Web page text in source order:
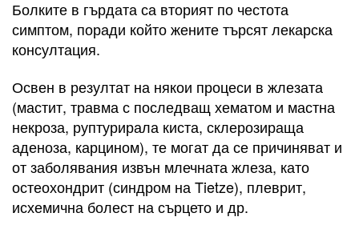
Болките в гърдата са вторият по честота
симптом, поради който жените търсят лекарска
консултация.
Освен в резултат на някои процеси в жлезата
(мастит, травма с последващ хематом и мастна
некроза, руптурирала киста, склерозираща
аденоза, карцином), те могат да се причиняват и
от заболявания извън млечната жлеза, като
остеохондрит (синдром на Tietze), плеврит,
исхемична болест на сърцето и др.